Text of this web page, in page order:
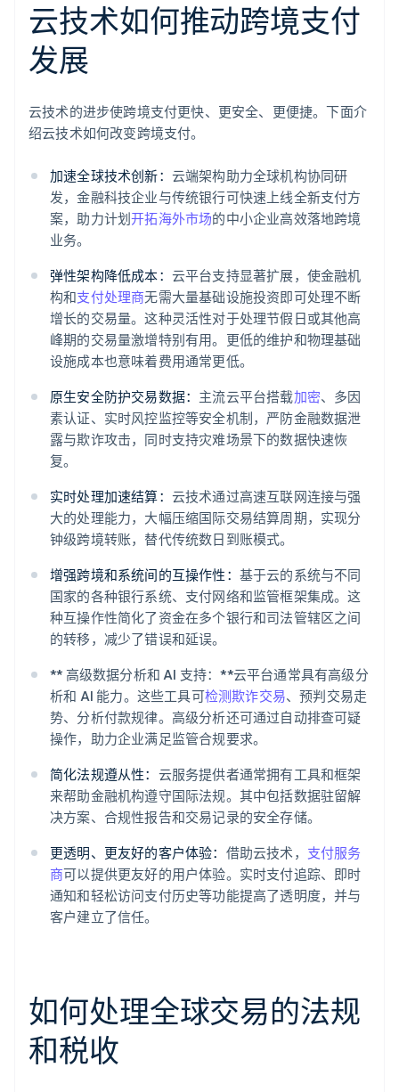
云技术如何推动跨境支付
发展
云技术的进步使跨境支付更快、更安全、更便捷。下面介
绍云技术如何改变跨境支付。
加速全球技术创新： 云端架构助力全球机构协同研
发，金融科技企业与传统银行可快速上线全新支付方
案，助力计划开拓海外市场的中小企业高效落地跨境
业务。
弹性架构降低成本： 云平台支持显著扩展，使金融机
构和支付处理商无需大量基础设施投资即可处理不断
增长的交易量。这种灵活性对于处理节假日或其他高
峰期的交易量激增特别有用。更低的维护和物理基础
设施成本也意味着费用通常更低。
原生安全防护交易数据： 主流云平台搭载加密、多因
素认证、实时风控监控等安全机制，严防金融数据泄
露与欺诈攻击，同时支持灾难场景下的数据快速恢
复。
实时处理加速结算： 云技术通过高速互联网连接与强
大的处理能力，大幅压缩国际交易结算周期，实现分
钟级跨境转账，替代传统数日到账模式。
增强跨境和系统间的互操作性： 基于云的系统与不同
国家的各种银行系统、支付网络和监管框架集成。这
种互操作性简化了资金在多个银行和司法管辖区之间
的转移，减少了错误和延误。
** 高级数据分析和 AI 支持：**云平台通常具有高级分
析和 AI 能力。这些工具可检测欺诈交易、预判交易走
势、分析付款规律。高级分析还可通过自动排查可疑
操作，助力企业满足监管合规要求。
简化法规遵从性： 云服务提供者通常拥有工具和框架
来帮助金融机构遵守国际法规。其中包括数据驻留解
决方案、合规性报告和交易记录的安全存储。
更透明、更友好的客户体验： 借助云技术， 支付服务
商可以提供更友好的用户体验。实时支付追踪、即时
通知和轻松访问支付历史等功能提高了透明度，并与
客户建立了信任。
如何处理全球交易的法规
和税收